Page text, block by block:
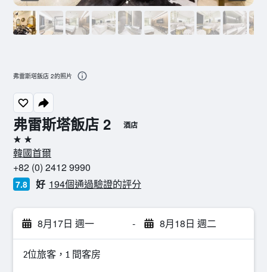
弗雷斯塔飯店 2 酒店
2星級
韓國首爾
+82 (0) 2412 9990
7.8 好 194個通過驗證的評分
8月17日 週一 - 8月18日 週二
2位旅客，1 間客房
弗雷斯塔飯店 2的照片